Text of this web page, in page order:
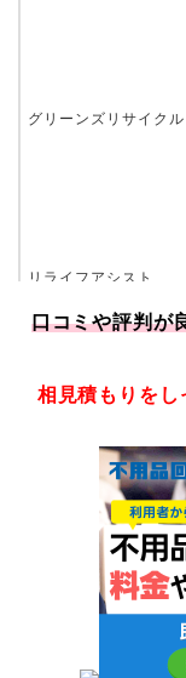
グリーンズリサイクル
リライフアシスト
エコレンジャー
口コミや評判が
相見積もりをし